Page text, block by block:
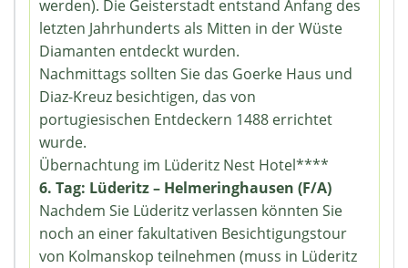
werden). Die Geisterstadt entstand Anfang des
letzten Jahrhunderts als Mitten in der Wüste
Diamanten entdeckt wurden.
Nachmittags sollten Sie das Goerke Haus und
Diaz-Kreuz besichtigen, das von
portugiesischen Entdeckern 1488 errichtet
wurde.
Übernachtung im Lüderitz Nest Hotel****
6. Tag: Lüderitz – Helmeringhausen (F/A)
Nachdem Sie Lüderitz verlassen könnten Sie
noch an einer fakultativen Besichtigungstour
von Kolmanskop teilnehmen (muss in Lüderitz